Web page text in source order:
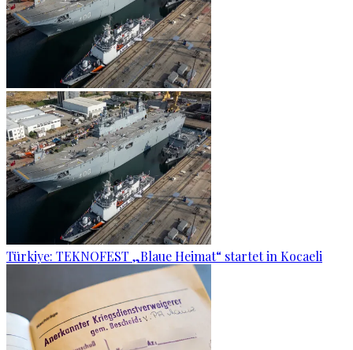
Türkiye: TEKNOFEST „Blaue Heimat“ startet in Kocaeli